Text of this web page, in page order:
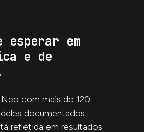
esperar em
e de
com mais de 120
documentados
refletida em resultados